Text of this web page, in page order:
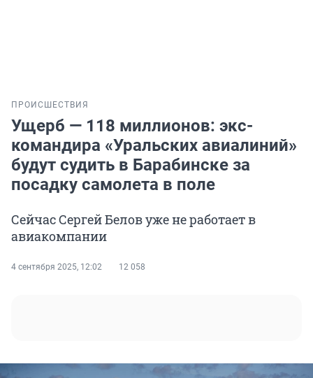
ПРОИСШЕСТВИЯ
Ущерб — 118 миллионов: экс-
командира «Уральских авиалиний»
будут судить в Барабинске за
посадку самолета в поле
Сейчас Сергей Белов уже не работает в
авиакомпании
4 сентября 2025, 12:02 12 058